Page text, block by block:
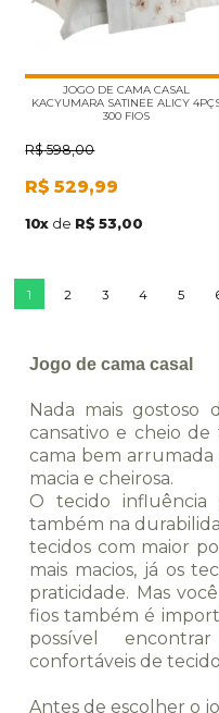
JOGO DE CAMA CASAL
KACYUMARA SATINEE ALICY
300 FIOS
R$ 598,00
R$ 529,99
10x de R$ 53,00
1 2 3 4 5
Jogo de cama casal
Nada mais
cansativo e cheio de
cama bem
macia e cheirosa.
O tecido influência
também na
tecidos com maior
mais macios, já os
praticidade. Mas
fios também é
possível
confortáveis de
Antes de escolher o